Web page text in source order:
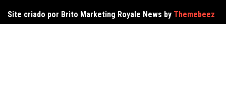
Site criado por Brito Marketing Royale News by Themebeez